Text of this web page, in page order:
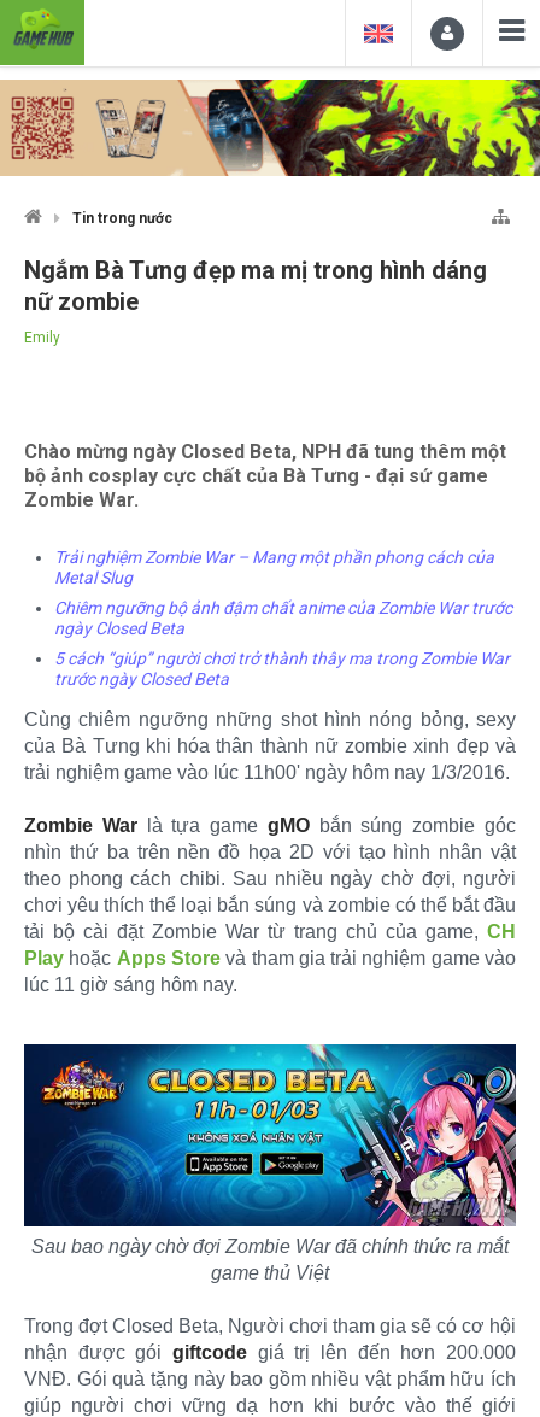
Tin trong nước
Ngắm Bà Tưng đẹp ma mị trong hình dáng
nữ zombie
Emily
Chào mừng ngày Closed Beta, NPH đã tung thêm một
bộ ảnh cosplay cực chất của Bà Tưng - đại sứ game
Zombie War.
Trải nghiệm Zombie War – Mang một phần phong cách của
Metal Slug
Chiêm ngưỡng bộ ảnh đậm chất anime của Zombie War trước
ngày Closed Beta
5 cách “giúp” người chơi trở thành thây ma trong Zombie War
trước ngày Closed Beta
Cùng chiêm ngưỡng những shot hình nóng bỏng, sexy
của Bà Tưng khi hóa thân thành nữ zombie xinh đẹp và
trải nghiệm game vào lúc 11h00' ngày hôm nay 1/3/2016.
Zombie Warlà tựa game gMObắn súng zombie góc
nhìn thứ ba trên nền đồ họa 2D với tạo hình nhân vật
theo phong cách chibi. Sau nhiều ngày chờ đợi, người
chơi yêu thích thể loại bắn súng và zombie có thể bắt đầu
tải bộ cài đặt Zombie War từ trang chủ của game, CH
Play hoặc Apps Storevà tham gia trải nghiệm game vào
lúc 11 giờ sáng hôm nay.
Sau bao ngày chờ đợi Zombie War đã chính thức ra mắt
game thủ Việt
Trong đợt Closed Beta, Người chơi tham gia sẽ có cơ hội
nhận được gói giftcode giá trị lên đến hơn 200.000
VNĐ. Gói quà tặng này bao gồm nhiều vật phẩm hữu ích
giúp người chơi vững dạ hơn khi bước vào thế giới